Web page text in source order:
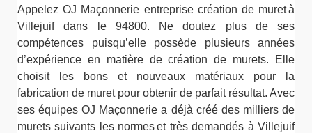
Appelez OJ Maçonnerie entreprise création de muret à
Villejuif dans le 94800. Ne doutez plus de ses
compétences puisqu’elle possède plusieurs années
d’expérience en matière de création de murets. Elle
choisit les bons et nouveaux matériaux pour la
fabrication de muret pour obtenir de parfait résultat. Avec
ses équipes OJ Maçonnerie a déjà créé des milliers de
murets suivants les normes et très demandés à Villejuif